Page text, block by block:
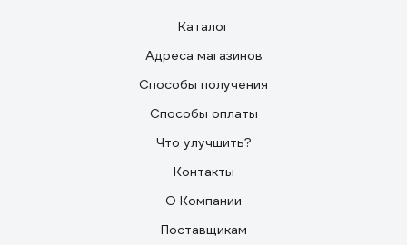
Каталог
Адреса магазинов
Способы получения
Способы оплаты
Что улучшить?
Контакты
О Компании
Поставщикам